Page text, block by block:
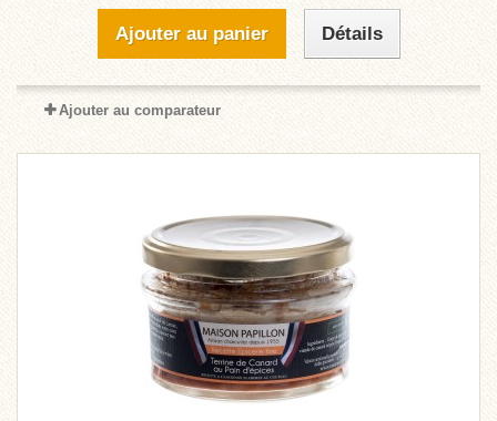
Ajouter au panier Détails
Ajouter au comparateur